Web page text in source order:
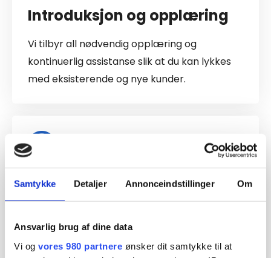
Samtykke Detaljer Annonceindstillinger Om
Ansvarlig brug af dine data
Vi og vores 980 partnere ønsker dit samtykke til at
Introduksjon og opplæring
Vi tilbyr all nødvendig opplæring og
kontinuerlig assistanse slik at du kan lykkes
med eksisterende og nye kunder.
Teknisk hjelp og support
Vi er alltid klare til å hjelpe deg med
utfordringer slik at du kan oppnå suksess